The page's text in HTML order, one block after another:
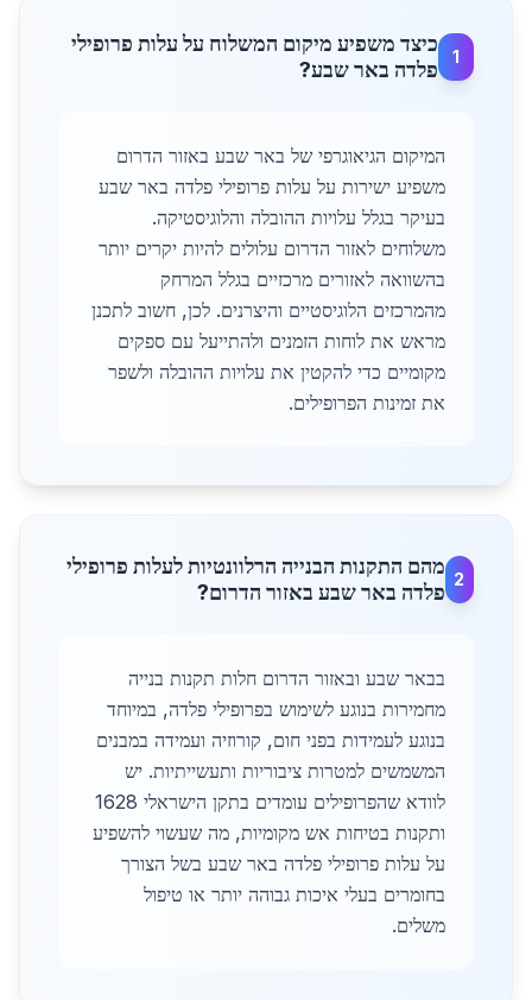
1
כיצד משפיע מיקום המשלוח על עלות פרופילי
פלדה באר שבע?
המיקום הגיאוגרפי של באר שבע באזור הדרום
משפיע ישירות על עלות פרופילי פלדה באר שבע
בעיקר בגלל עלויות ההובלה והלוגיסטיקה.
משלוחים לאזור הדרום עלולים להיות יקרים יותר
בהשוואה לאזורים מרכזיים בגלל המרחק
מהמרכזים הלוגיסטיים והיצרנים. לכן, חשוב לתכנן
מראש את לוחות הזמנים ולהתייעל עם ספקים
מקומיים כדי להקטין את עלויות ההובלה ולשפר
את זמינות הפרופילים.
2
מהם התקנות הבנייה הרלוונטיות לעלות פרופילי
פלדה באר שבע באזור הדרום?
בבאר שבע ובאזור הדרום חלות תקנות בנייה
מחמירות בנוגע לשימוש בפרופילי פלדה, במיוחד
בנוגע לעמידות בפני חום, קורוזיה ועמידה במבנים
המשמשים למטרות ציבוריות ותעשייתיות. יש
לוודא שהפרופילים עומדים בתקן הישראלי 1628
ותקנות בטיחות אש מקומיות, מה שעשוי להשפיע
על עלות פרופילי פלדה באר שבע בשל הצורך
בחומרים בעלי איכות גבוהה יותר או טיפול
משלים.